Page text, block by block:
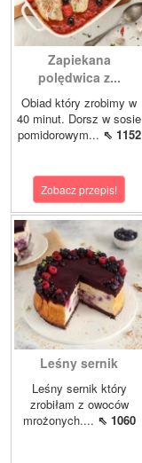
Zapiekana
polędwica z...
Obiad który zrobimy w
40 minut. Dorsz w sosie
pomidorowym... ⇖ 1152
Zobacz przepis!
Leśny sernik
Leśny sernik który
zrobiłam z owoców
mrożonych.... ⇖ 1060